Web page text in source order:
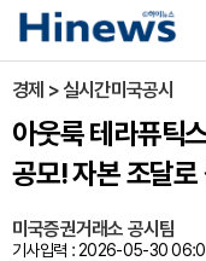
경제 > 실시간미국공시
아웃룩 테라퓨틱
공모! 자본 조달
미국증권거래소 공시팀
기사입력 : 2026-05-30